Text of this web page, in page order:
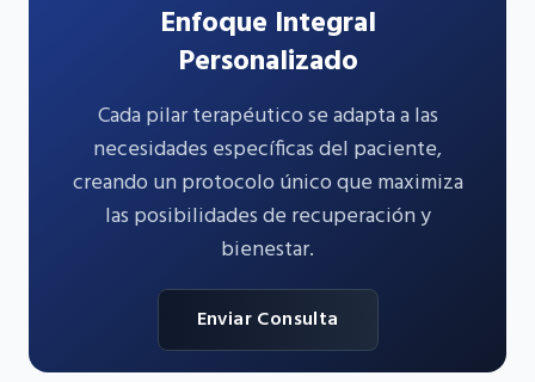
Enfoque Integral
Personalizado
Cada pilar terapéutico se adapta a las
necesidades específicas del paciente,
creando un protocolo único que maximiza
las posibilidades de recuperación y
bienestar.
Enviar Consulta